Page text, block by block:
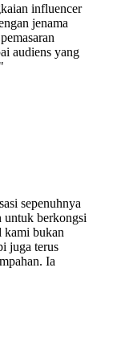
influencer
jenama
audiens yang
sepenuhnya
untuk berkongsi
kami bukan
juga terus
Ia